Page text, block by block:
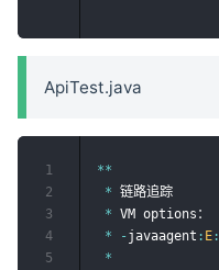
ApiTest.java
**
* 链路追踪
* VM options：
*
- javaagent : E :
*
1
2
3
4
5